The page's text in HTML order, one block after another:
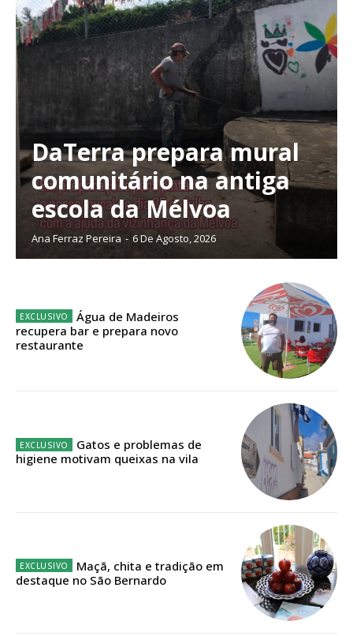
Planos de Assinatura
Faça-se assinante do Região de Cister e ajude-nos a manter este serviço
público!
Sendo assinante terá acesso a todos os conteúdos exclusivos e versões
12 meses
DaTerra prepara mural
comunitário na antiga
escola da Mélvoa
Ana Ferraz Pereira - 6 De Agosto, 2026
Água de Madeiros
recupera bar e prepara novo
restaurante
Gatos e problemas de
higiene motivam queixas na vila
Maçã, chita e tradição em
destaque no São Bernardo